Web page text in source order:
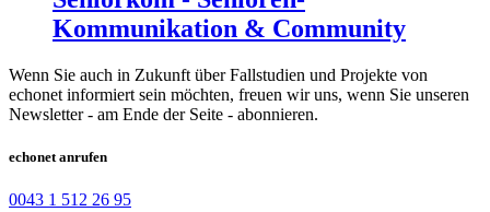
Kommunikation & Community
Wenn Sie auch in Zukunft über Fallstudien und Projekte von
echonet informiert sein möchten, freuen wir uns, wenn Sie unseren
Newsletter - am Ende der Seite - abonnieren.
echonet anrufen
0043 1 512 26 95